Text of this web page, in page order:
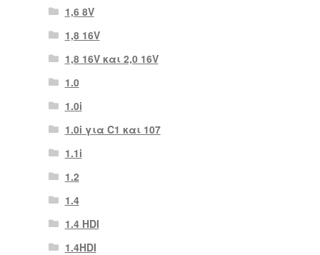
1,6 8V
1,8 16V
1,8 16V και 2,0 16V
1.0
1.0i
1.0i για C1 και 107
1.1i
1.2
1.4
1.4 HDI
1.4HDI